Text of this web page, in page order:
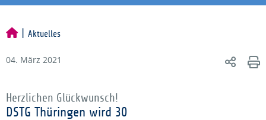
Aktuelles
04. März 2021
Herzlichen Glückwunsch!
DSTG Thüringen wird 30